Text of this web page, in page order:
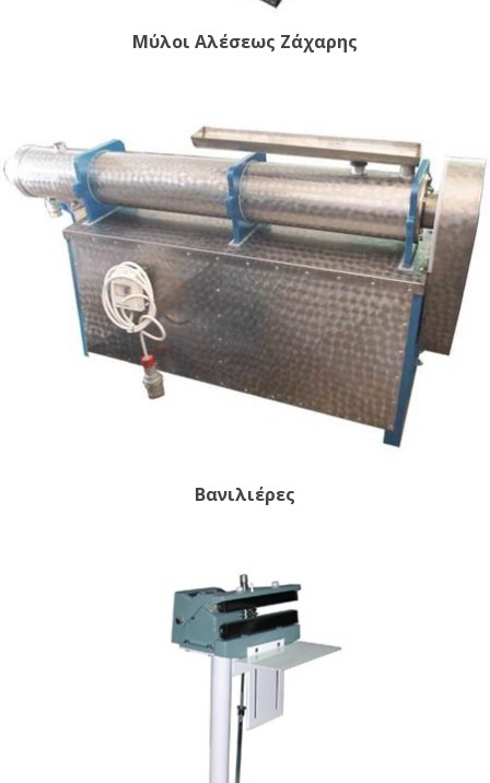
Μύλοι Αλέσεως Ζάχαρης
Βανιλιέρες